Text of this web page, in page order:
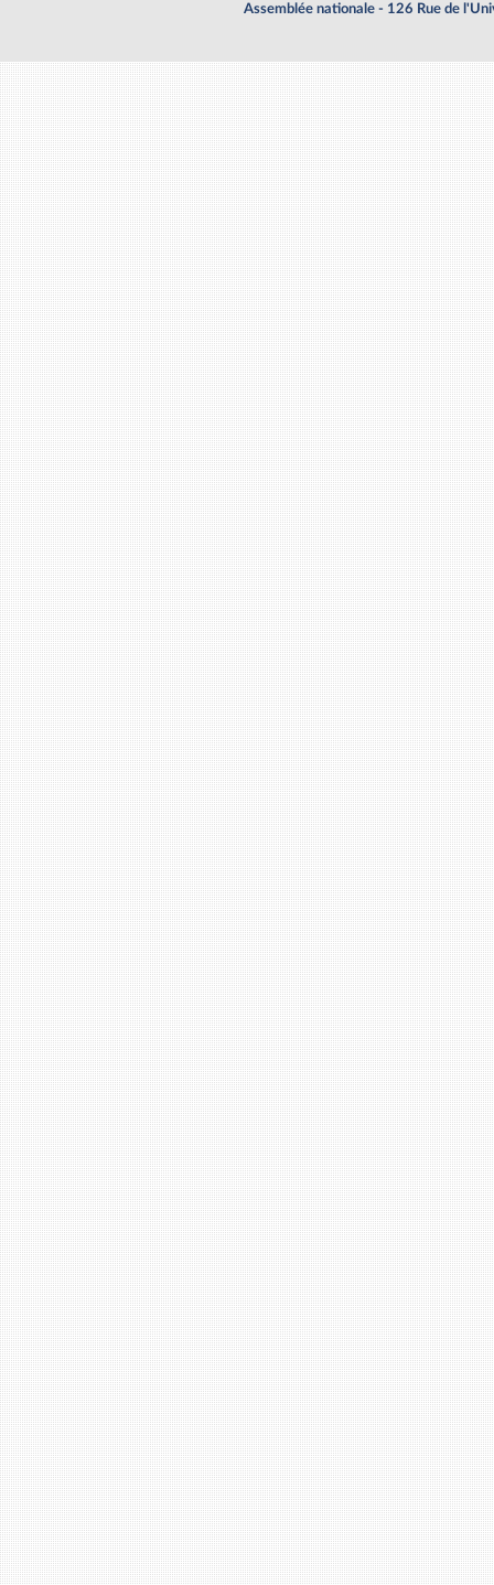
Assemblée nationale - 126 Rue de